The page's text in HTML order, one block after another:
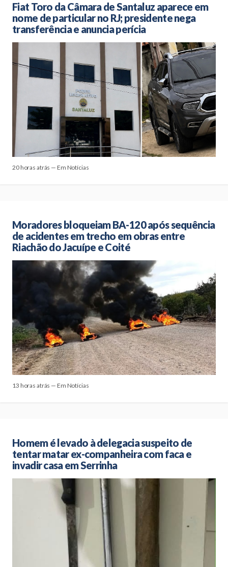
Fiat Toro da Câmara de Santaluz aparece em
nome de particular no RJ; presidente nega
transferência e anuncia perícia
20 horas atrás — Em Notícias
Moradores bloqueiam BA-120 após sequência
de acidentes em trecho em obras entre
Riachão do Jacuípe e Coité
13 horas atrás — Em Notícias
Homem é levado à delegacia suspeito de
tentar matar ex-companheira com faca e
invadir casa em Serrinha